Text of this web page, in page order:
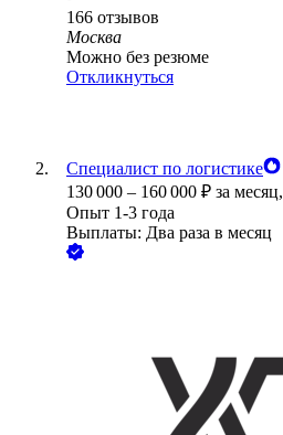
166 отзывов
Москва
Можно без резюме
Откликнуться
Специалист по логистике
130 000 – 160 000 ₽ за месяц,
Опыт 1-3 года
Выплаты: Два раза в месяц